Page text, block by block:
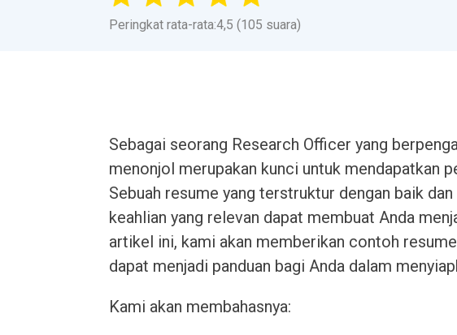
Peringkat rata-rata:4,5 (105 suara)
Sebagai seorang Research Officer yang
menonjol merupakan kunci untuk mendapatkan
Sebuah resume yang terstruktur dengan baik
keahlian yang relevan dapat membuat Anda
artikel ini, kami akan memberikan contoh
dapat menjadi panduan bagi Anda dalam
Kami akan membahasnya: